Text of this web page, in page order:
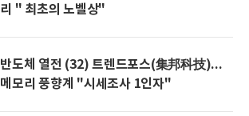
리 " 최초의 노벨상"
반도체 열전 (32) 트렌드포스(集邦科技)...
메모리 풍향계 "시세조사 1인자"